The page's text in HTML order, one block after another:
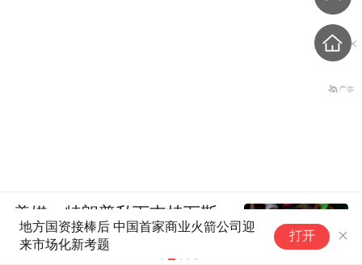
地方国资接棒后 中国首家商业火箭公司迎
来市场化新考题
打开
美媒：特朗普私下支持万斯
参加下届美国大选